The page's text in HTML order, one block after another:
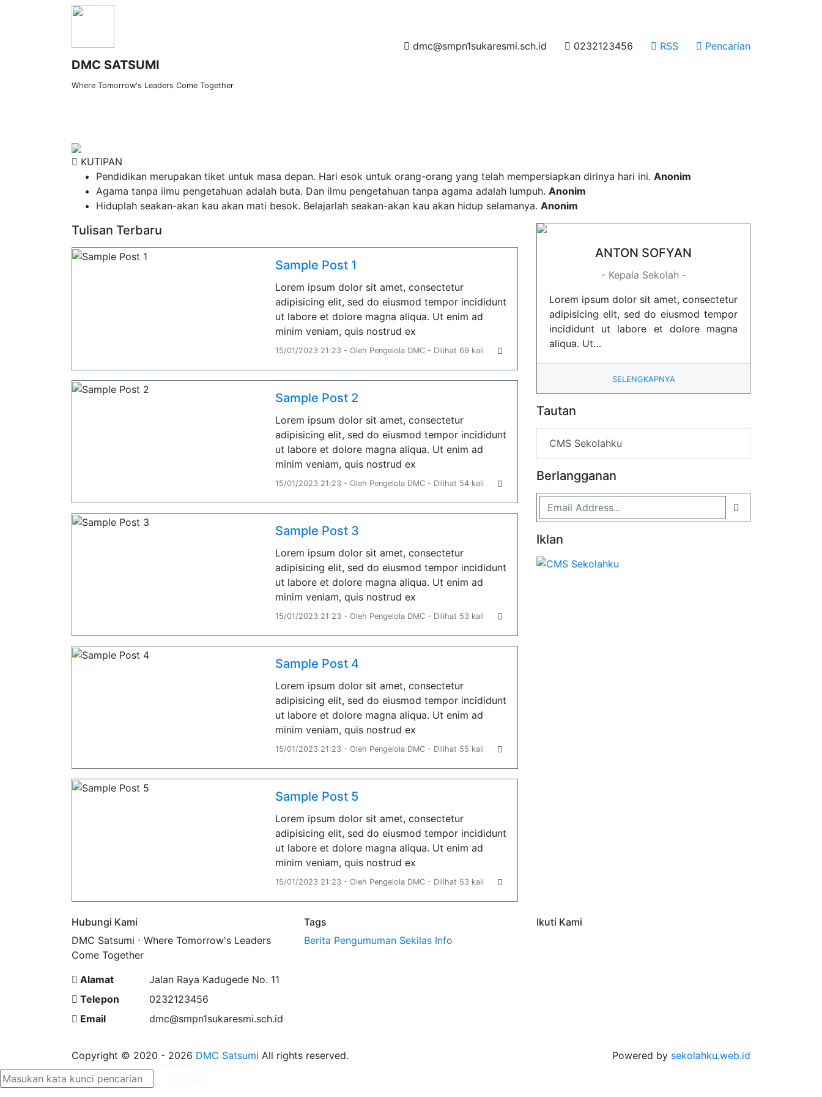
DMC SATSUMI
Where Tomorrow's Leaders Come Together
dmc@smpn1sukaresmi.sch.id 0232123456 RSS Pencarian
KUTIPAN
Pendidikan merupakan tiket untuk masa depan. Hari esok untuk orang-orang yang telah mempersiapkan dirinya hari ini. Anonim
Agama tanpa ilmu pengetahuan adalah buta. Dan ilmu pengetahuan tanpa agama adalah lumpuh. Anonim
Hiduplah seakan-akan kau akan mati besok. Belajarlah seakan-akan kau akan hidup selamanya. Anonim
Tulisan Terbaru
Sample Post 1
Lorem ipsum dolor sit amet, consectetur
adipisicing elit, sed do eiusmod tempor incididunt
ut labore et dolore magna aliqua. Ut enim ad
minim veniam, quis nostrud ex
15/01/2023 21:23 - Oleh Pengelola DMC - Dilihat 69 kali
Sample Post 2
Lorem ipsum dolor sit amet, consectetur
adipisicing elit, sed do eiusmod tempor incididunt
ut labore et dolore magna aliqua. Ut enim ad
minim veniam, quis nostrud ex
15/01/2023 21:23 - Oleh Pengelola DMC - Dilihat 54 kali
Sample Post 3
Lorem ipsum dolor sit amet, consectetur
adipisicing elit, sed do eiusmod tempor incididunt
ut labore et dolore magna aliqua. Ut enim ad
minim veniam, quis nostrud ex
15/01/2023 21:23 - Oleh Pengelola DMC - Dilihat 53 kali
Sample Post 4
Lorem ipsum dolor sit amet, consectetur
adipisicing elit, sed do eiusmod tempor incididunt
ut labore et dolore magna aliqua. Ut enim ad
minim veniam, quis nostrud ex
15/01/2023 21:23 - Oleh Pengelola DMC - Dilihat 55 kali
Sample Post 5
Lorem ipsum dolor sit amet, consectetur
adipisicing elit, sed do eiusmod tempor incididunt
ut labore et dolore magna aliqua. Ut enim ad
minim veniam, quis nostrud ex
15/01/2023 21:23 - Oleh Pengelola DMC - Dilihat 53 kali
ANTON SOFYAN
- Kepala Sekolah -
Lorem ipsum dolor sit amet, consectetur
adipisicing elit, sed do eiusmod tempor
incididunt ut labore et dolore magna
aliqua. Ut…
SELENGKAPNYA
Tautan
CMS Sekolahku
Berlangganan
Iklan
Hubungi Kami
DMC Satsumi ⋅ Where Tomorrow's Leaders
Come Together
Alamat
Jalan Raya Kadugede No. 11
Telepon
0232123456
Email
dmc@smpn1sukaresmi.sch.id
Tags
Berita Pengumuman Sekilas Info
Ikuti Kami
Copyright © 2020 - 2026 DMC Satsumi All rights reserved. Powered by sekolahku.web.id